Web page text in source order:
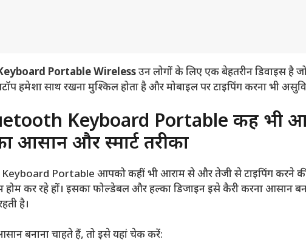
Portable Wirelessउन लोगों के लिए एक बेहतरीन डिवाइस है
हमेशा साथ रखना मुश्किल होता है और मोबाइल पर टाइपिंग करना भी
Keyboard Portable कहीं भी
आसान और स्मार्ट तरीका
Portable आपको कहीं भी आराम से और तेजी से टाइपिंग करने की
होम कर रहे हों। इसका फोल्डेबल और हल्का डिजाइन इसे कैरी करना आसान
है।
बनाना चाहते हैं, तो इसे यहां चेक करें: